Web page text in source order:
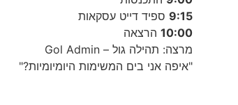
9:15 ספיד דייט עסקאות
10:00 הרצאה
מרצה: תהילה גול – Gol Admin
"איפה אני בים המשימות היומיומיות?"